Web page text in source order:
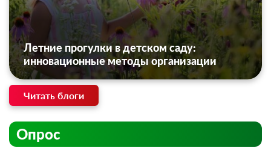
Летние прогулки в детском саду:
инновационные методы организации
Читать блоги
Опрос